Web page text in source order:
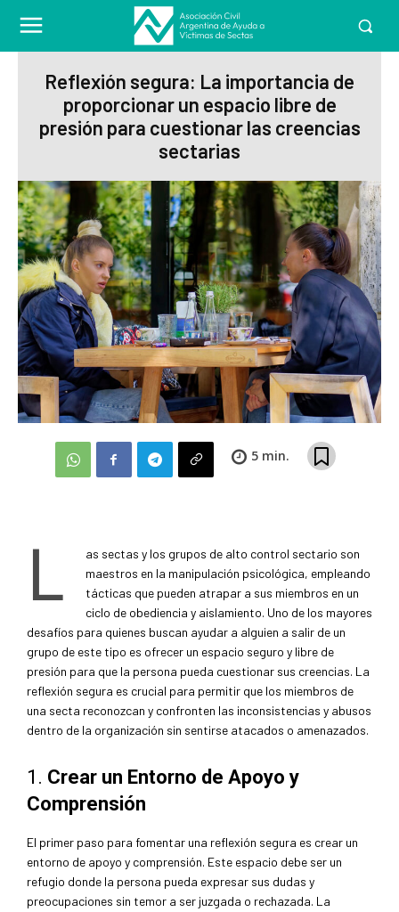
Reflexión segura: La importancia de
proporcionar un espacio libre de
presión para cuestionar las creencias
sectarias
5min.
L
as sectas y los grupos de alto control sectario son
maestros en la manipulación psicológica, empleando
tácticas que pueden atrapar a sus miembros en un
ciclo de obediencia y aislamiento. Uno de los mayores
desafíos para quienes buscan ayudar a alguien a salir de un
grupo de este tipo es ofrecer un espacio seguro y libre de
presión para que la persona pueda cuestionar sus creencias. La
reflexión segura es crucial para permitir que los miembros de
una secta reconozcan y confronten las inconsistencias y abusos
dentro de la organización sin sentirse atacados o amenazados.
1. Crear un Entorno de Apoyo y
Comprensión
El primer paso para fomentar una reflexión segura es crear un
entorno de apoyo y comprensión. Este espacio debe ser un
refugio donde la persona pueda expresar sus dudas y
preocupaciones sin temor a ser juzgada o rechazada. La